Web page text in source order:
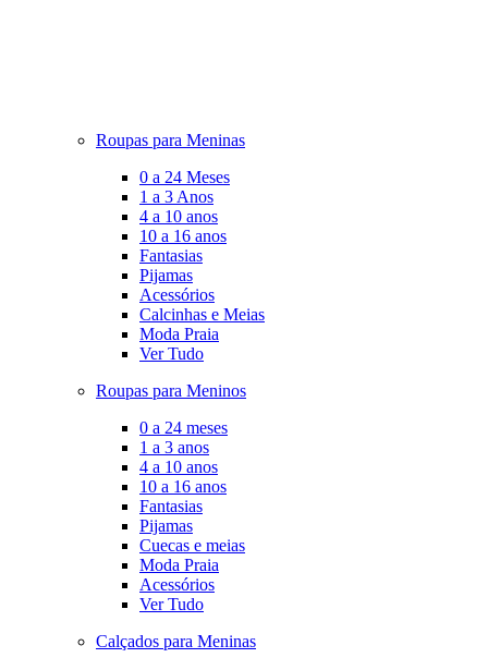
Roupas para Meninas
0 a 24 Meses
1 a 3 Anos
4 a 10 anos
10 a 16 anos
Fantasias
Pijamas
Acessórios
Calcinhas e Meias
Moda Praia
Ver Tudo
Roupas para Meninos
0 a 24 meses
1 a 3 anos
4 a 10 anos
10 a 16 anos
Fantasias
Pijamas
Cuecas e meias
Moda Praia
Acessórios
Ver Tudo
Calçados para Meninas